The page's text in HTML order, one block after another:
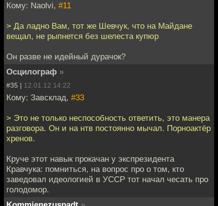
Кому: Naolvi, #11
> Да ладно Вам, тот же Шевчук, что на Майдане
вещал, не рыпнется без шелеста купюр
Он разве не идейный дурачок?
Осцилограф »
#35 | 12.01.12 14:22
Кому: Завсклад, #33
> Это не только неспособность ответить, это манера
разговора. Он и на нтв постоянно мычал. Порноактёр
хренов.
Круче этот навык прокачан у экспрезидента
Кравчука: помниться, на вопрос про о том, кто
заведовал идеологией в УССР тот начал чесать про
голодомор.